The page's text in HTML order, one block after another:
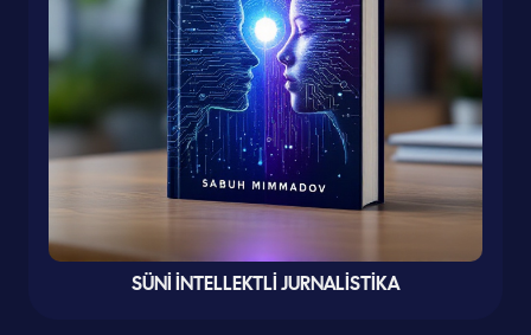
SÜNİ İNTELLEKTLİ JURNALİSTİKA